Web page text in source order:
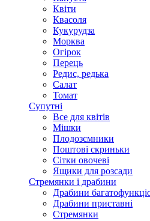
Квіти
Квасоля
Кукурудза
Морква
Огірок
Перець
Редис, редька
Салат
Томат
Супутні
Все для квітів
Мішки
Плодозємники
Поштові скриньки
Сітки овочеві
Ящики для розсади
Стремянки і драбини
Драбини
Драбини приставні
Стремянки